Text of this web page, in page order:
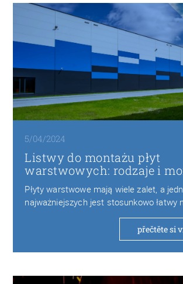
5/04/2024
Listwy do montażu płyt
warstwowych: rodzaje i
Płyty warstwowe mają wiele zalet, a
najważniejszych jest stosunkowo łatwy
přečtěte si